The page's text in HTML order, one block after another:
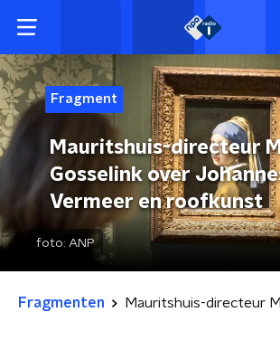
Fragment
Mauritshuis-directeur
Gosselink over
Vermeer en roofkunst
foto: ANP
Fragmenten